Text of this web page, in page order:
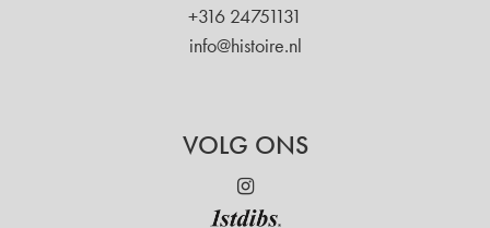
+316 24751131
info@histoire.nl
VOLG ONS